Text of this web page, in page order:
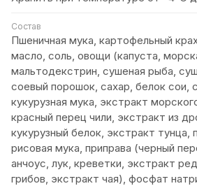
Состав
Пшеничная мука, картофельный
масло, соль, овощи (капуста,
мальтодекстрин, сушеная рыба,
соевый порошок, сахар, белок сои,
кукурузная мука, экстракт
красный перец чили, экстракт из
кукурузный белок, экстракт тунца,
рисовая мука, приправа (черный
анчоус, лук, креветки, экстракт
грибов, экстракт чая), фосфат